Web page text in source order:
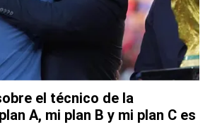
el técnico de la
A, mi plan B y mi plan C es